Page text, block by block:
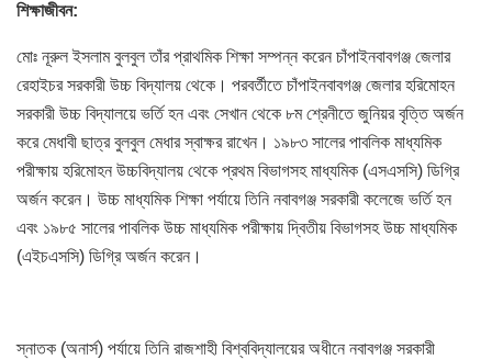
শিক্ষাজীবন:
মোঃ নূরুল ইসলাম বুলবুল তাঁর প্রাথমিক শিক্ষা সম্পন্ন করেন চাঁপাইনবাবগঞ্জ জেলার
রেহাইচর সরকারী উচ্চ বিদ্যালয় থেকে। পরবর্তীতে চাঁপাইনবাবগঞ্জ জেলার হরিমোহন
সরকারী উচ্চ বিদ্যালয়ে ভর্তি হন এবং সেখান থেকে ৮ম শ্রেনীতে জুনিয়র বৃত্তি অর্জন
করে মেধাবী ছাত্র বুলবুল মেধার স্বাক্ষর রাখেন। ১৯৮৩ সালের পাবলিক মাধ্যমিক
পরীক্ষায় হরিমোহন উচ্চবিদ্যালয় থেকে প্রথম বিভাগসহ মাধ্যমিক (এসএসসি) ডিগ্রি
অর্জন করেন। উচ্চ মাধ্যমিক শিক্ষা পর্যায়ে তিনি নবাবগঞ্জ সরকারী কলেজে ভর্তি হন
এবং ১৯৮৫ সালের পাবলিক উচ্চ মাধ্যমিক পরীক্ষায় দ্বিতীয় বিভাগসহ উচ্চ মাধ্যমিক
(এইচএসসি) ডিগ্রি অর্জন করেন।
স্নাতক (অনার্স) পর্যায়ে তিনি রাজশাহী বিশ্ববিদ্যালয়ের অধীনে নবাবগঞ্জ সরকারী